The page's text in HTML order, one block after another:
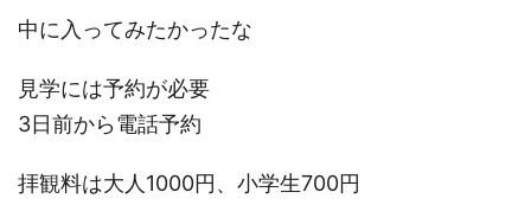
中に入ってみたかったな
見学には予約が必要
3日前から電話予約
拝観料は大人1000円、小学生700円